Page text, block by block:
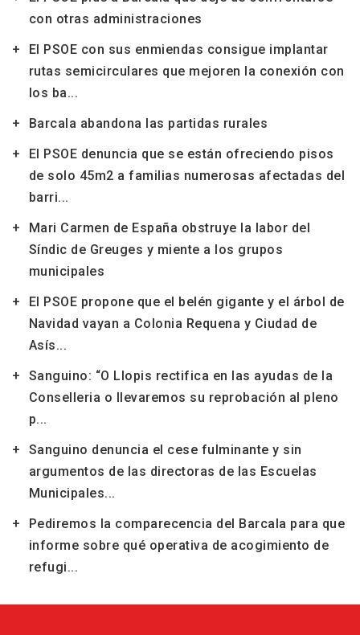
con otras administraciones
El PSOE con sus enmiendas consigue implantar
rutas semicirculares que mejoren la conexión con
los ba...
Barcala abandona las partidas rurales
El PSOE denuncia que se están ofreciendo pisos
de solo 45m2 a familias numerosas afectadas del
barri...
Mari Carmen de España obstruye la labor del
Síndic de Greuges y miente a los grupos
municipales
El PSOE propone que el belén gigante y el árbol de
Navidad vayan a Colonia Requena y Ciudad de
Asís...
Sanguino: “O Llopis rectifica en las ayudas de la
Conselleria o llevaremos su reprobación al pleno
p...
Sanguino denuncia el cese fulminante y sin
argumentos de las directoras de las Escuelas
Municipales...
Pediremos la comparecencia del Barcala para que
informe sobre qué operativa de acogimiento de
refugi...